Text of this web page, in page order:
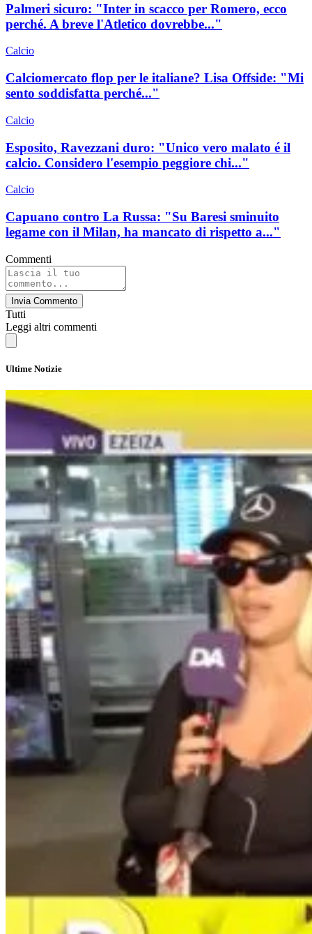
Palmeri sicuro: "Inter in scacco per Romero, ecco
perché. A breve l'Atletico dovrebbe..."
Calcio
Calciomercato flop per le italiane? Lisa Offside: "Mi
sento soddisfatta perché..."
Calcio
Esposito, Ravezzani duro: "Unico vero malato é il
calcio. Considero l'esempio peggiore chi..."
Calcio
Capuano contro La Russa: "Su Baresi sminuito
legame con il Milan, ha mancato di rispetto a..."
Commenti
Invia Commento
Tutti
Leggi altri commenti
Ultime Notizie